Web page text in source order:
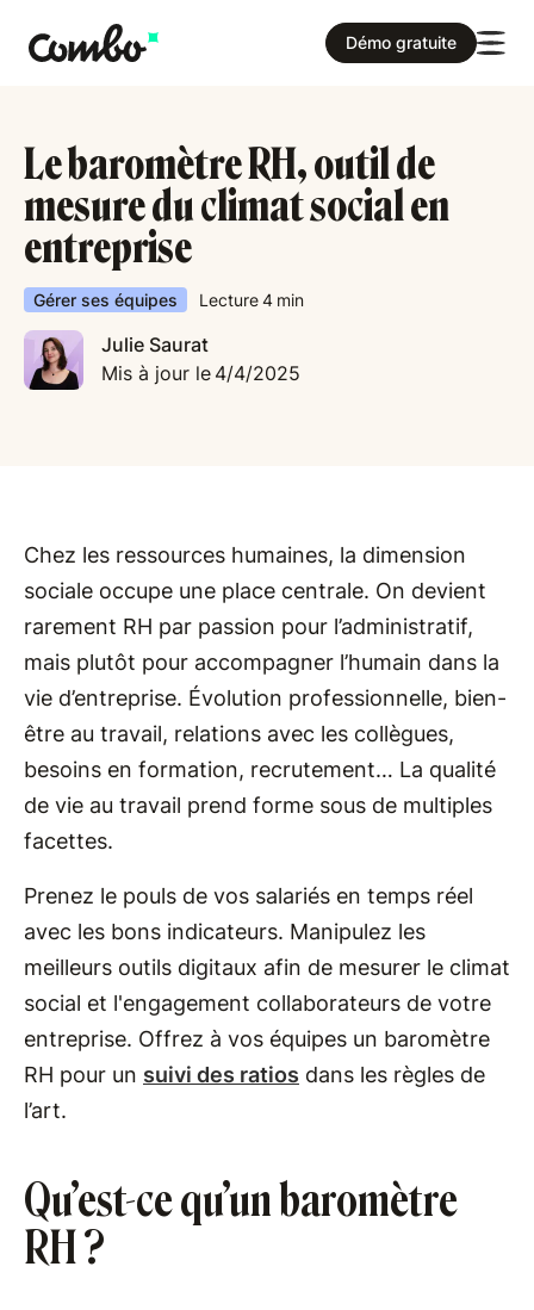
Démo gratuite
Le baromètre RH, outil de
mesure du climat social en
entreprise
Gérer ses équipes Lecture4 min
Julie Saurat
Mis à jour le 4/4/2025
Chez les ressources humaines, la dimension
sociale occupe une place centrale. On devient
rarement RH par passion pour l’administratif,
mais plutôt pour accompagner l’humain dans la
vie d’entreprise. Évolution professionnelle, bien-
être au travail, relations avec les collègues,
besoins en formation, recrutement… La qualité
de vie au travail prend forme sous de multiples
facettes.
Prenez le pouls de vos salariés en temps réel
avec les bons indicateurs. Manipulez les
meilleurs outils digitaux afin de mesurer le climat
social et l'engagement collaborateurs de votre
entreprise. Offrez à vos équipes un baromètre
RH pour un suivi des ratios dans les règles de
l’art.
Qu’est-ce qu’un baromètre
RH ?